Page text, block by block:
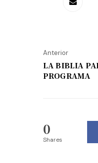
Anterior
LA BIBLIA
PROGRAMA
0
Shares